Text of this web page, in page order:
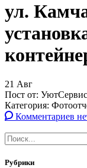
ул.
21 Авг
Пост от:
Категория:
Комментариев
Рубрики